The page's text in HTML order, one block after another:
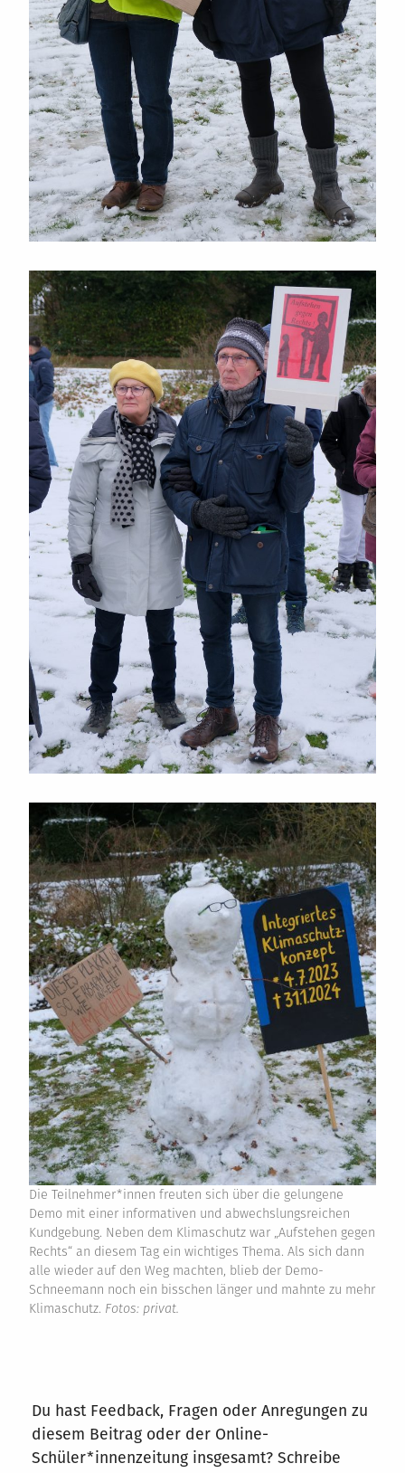
Die Teilnehmer*innen freuten sich über die gelungene
Demo mit einer informativen und abwechslungsreichen
Kundgebung. Neben dem Klimaschutz war „Aufstehen gegen
Rechts“ an diesem Tag ein wichtiges Thema. Als sich dann
alle wieder auf den Weg machten, blieb der Demo-
Schneemann noch ein bisschen länger und mahnte zu mehr
Klimaschutz. Fotos: privat.
Du hast Feedback, Fragen oder Anregungen zu
diesem Beitrag oder der Online-
Schüler*innenzeitung insgesamt? Schreibe